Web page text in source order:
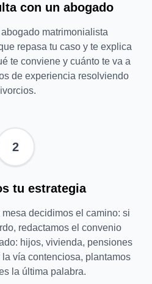
con un abogado
matrimonialista
repasa tu caso y te explica
te conviene y cuánto te va a
de experiencia resolviendo
2
tu estrategia
decidimos el camino: si
redactamos el convenio
hijos, vivienda, pensiones
vía contenciosa, plantamos
la última palabra.